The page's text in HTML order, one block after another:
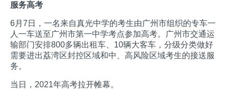
服务高考
6月7日，一名来自真光中学的考生由广州市组织的专车一
人一车送至广州市第一中学考点参加高考。广州市交通运
输部门安排800多辆出租车、10辆大客车，分级分类做好
需要进出荔湾区封控区域和中、高风险区域考生的接送服
务。
当日，2021年高考拉开帷幕。